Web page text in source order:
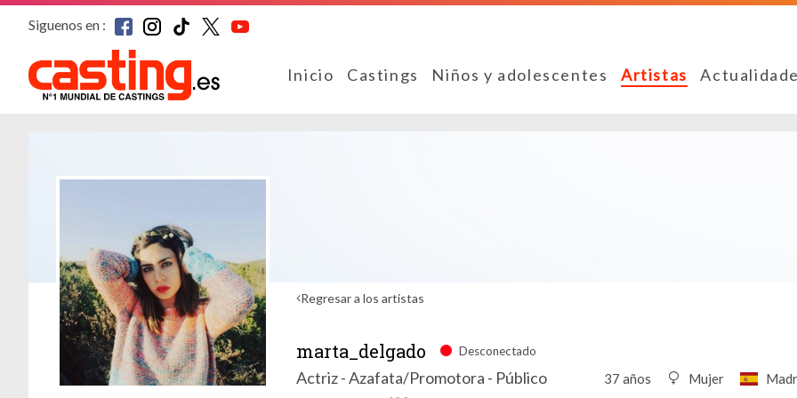
Siguenos en :
Inicio Castings Niños y adolescentes Artistas
Regresar a los artistas
marta_delgado Desconectado
Actriz - Azafata/Promotora - Público 37 años Mujer